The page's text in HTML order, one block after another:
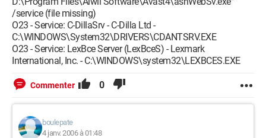
/service (file missing)
O23 - Service: C-DillaSrv - C-Dilla Ltd -
C:\WINDOWS\System32\DRIVERS\CDANTSRV.EXE
O23 - Service: LexBce Server (LexBceS) - Lexmark
International, Inc. - C:\WINDOWS\system32\LEXBCES.EXE
Commenter 0
boulepate
4 janv. 2006 à 01:48